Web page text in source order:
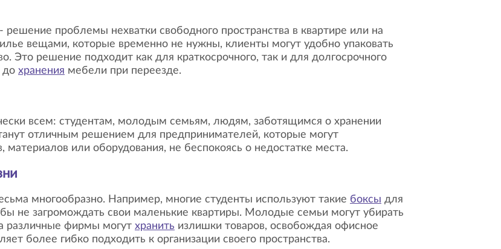
- решение проблемы нехватки свободного пространства в квартире или на
вещами, которые временно не нужны, клиенты могут удобно упаковать
Это решение подходит как для краткосрочного, так и для долгосрочного
до хранения мебели при переезде.
всем: студентам, молодым семьям, людям, заботящимся о хранении
отличным решением для предпринимателей, которые могут
материалов или оборудования, не беспокоясь о недостатке места.
многообразно. Например, многие студенты используют такие боксы для
не загромождать свои маленькие квартиры. Молодые семьи могут убирать
различные фирмы могут хранить излишки товаров, освобождая офисное
более гибко подходить к организации своего пространства.